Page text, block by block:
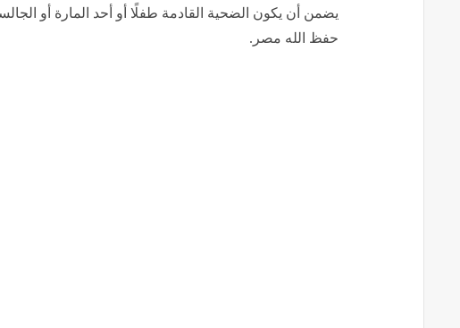
يضمن أن يكون الضحية القادمة طفلًا أو أحد المارة أو
حفظ الله مصر.